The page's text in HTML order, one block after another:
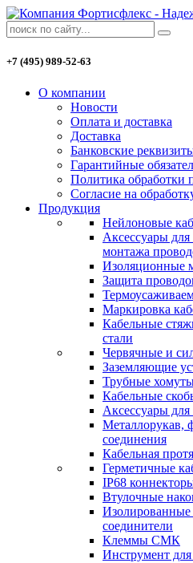
+7 (495) 989-52-63
О компании
Новости
Оплата и доставка
Доставка
Банковские
Гарантийные
Политика обработки
Согласие на
Продукция
Нейлоновые
Аксессуары
монтажа
Изоляционные
Защита
Маркировка
Кабельные
стали
Червячные и
Заземляющие
Трубные
Кабельные
Аксессуары
Металлорукав,
соединения
Кабельная
Герметичные
IP68
Втулочные
Изолированные
соединители
Клеммы СМК
Инструмент